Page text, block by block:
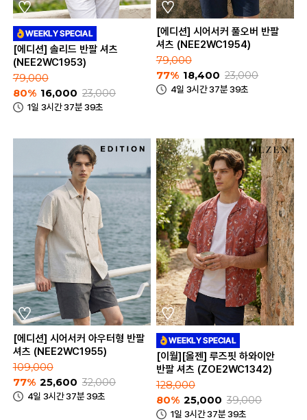
[에디션] 솔리드 반팔 셔츠
(NEE2WC1953)
79,000
80% 16,000 23,000
1일 3시간 37분 39초
[에디션] 시어서커 풀오버 반팔
셔츠 (NEE2WC1954)
79,000
77% 18,400 23,000
4일 3시간 37분 39초
[에디션] 시어서커 아우터형 반팔
셔츠 (NEE2WC1955)
109,000
77% 25,600 32,000
4일 3시간 37분 39초
[이월][올젠] 루즈핏 하와이안
반팔 셔츠 (ZOE2WC1342)
128,000
80% 25,000 39,000
1일 3시간 37분 39초